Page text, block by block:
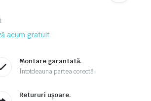
acum gratuit
Montare garantată.
Întotdeauna partea corectă
Retururi ușoare.